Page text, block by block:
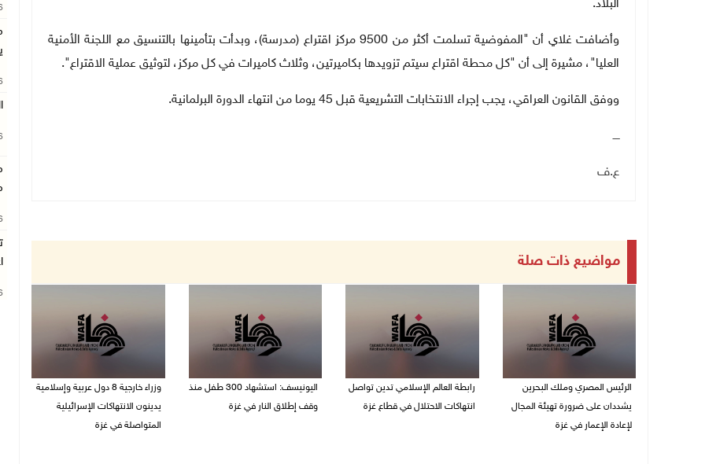
البلاد.
وأضافت غلاي أن "المفوضية تسلمت أكثر من 9500 مركز اقتراع (مدرسة)، وبدأت بتأمينها بالتنسيق مع اللجنة الأمنية
العليا"، مشيرة إلى أن "كل محطة اقتراع سيتم تزويدها بكاميرتين، وثلاث كاميرات في كل مركز، لتوثيق عملية الاقتراع"
.
ووفق القانون العراقي، يجب إجراء الانتخابات التشريعية قبل 45 يوما من انتهاء الدورة البرلمانية.
ــــ
ع.ف
مواضيع ذات صلة
الرئيس المصري وملك البحرين
يشددان على ضرورة تهيئة المجال
لإعادة الإعمار في غزة
رابطة العالم الإسلامي تدين تواصل
انتهاكات الاحتلال في قطاع غزة
اليونيسف: استشهاد 300 طفل منذ
وقف إطلاق النار في غزة
وزراء خارجية 8 دول عربية وإسلامية
يدينون الانتهاكات الإسرائيلية
المتواصلة في غزة